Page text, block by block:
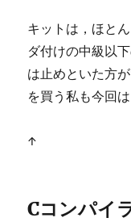
キットは，ほと
ダ付けの中級以
は止めといた方
を買う私も今回
↑
Cコンパイ